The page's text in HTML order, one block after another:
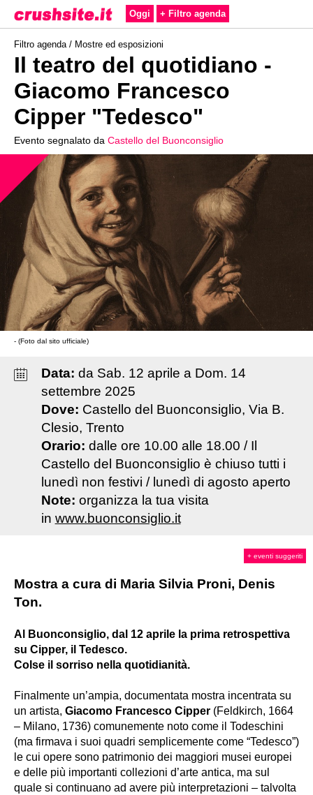
Oggi + Filtro agenda
Filtro agenda / Mostre ed esposizioni
Il teatro del quotidiano -
Giacomo Francesco
Cipper "Tedesco"
Evento segnalato da Castello del Buonconsiglio
- (Foto dal sito ufficiale)
Data: da Sab. 12 aprile a Dom. 14
settembre 2025
Dove: Castello del Buonconsiglio, Via B.
Clesio, Trento
Orario: dalle ore 10.00 alle 18.00 / Il
Castello del Buonconsiglio è chiuso tutti i
lunedì non festivi / lunedì di agosto aperto
Note: organizza la tua visita
in www.buonconsiglio.it
+ eventi suggeriti
Mostra a cura di Maria Silvia Proni, Denis
Ton.
Al Buonconsiglio, dal 12 aprile la prima retrospettiva
su Cipper, il Tedesco.
Colse il sorriso nella quotidianità.
Finalmente un’ampia, documentata mostra incentrata su
un artista, Giacomo Francesco Cipper (Feldkirch, 1664
– Milano, 1736) comunemente noto come il Todeschini
(ma firmava i suoi quadri semplicemente come “Tedesco”)
le cui opere sono patrimonio dei maggiori musei europei
e delle più importanti collezioni d’arte antica, ma sul
quale si continuano ad avere più interpretazioni – talvolta